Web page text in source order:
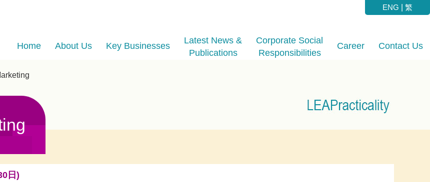
Home About Us Key Businesses
Latest News &
Publications
Corporate Social
Responsibilities
Career Contact Us
ENG 繁
日)